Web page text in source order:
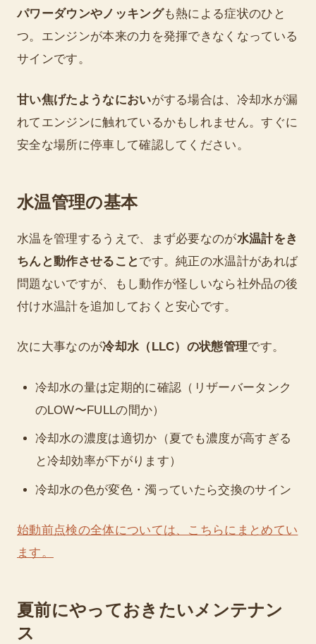
パワーダウンやノッキングも熱による症状のひと
つ。エンジンが本来の力を発揮できなくなっている
サインです。
甘い焦げたようなにおいがする場合は、冷却水が漏
れてエンジンに触れているかもしれません。すぐに
安全な場所に停車して確認してください。
水温管理の基本
水温を管理するうえで、まず必要なのが水温計をき
ちんと動作させること です。純正の水温計があれば
問題ないですが、もし動作が怪しいなら社外品の後
付け水温計を追加しておくと安心です。
次に大事なのが冷却水（LLC）の状態管理です。
冷却水の量は定期的に確認（リザーバータンク
のLOW〜FULLの間か）
冷却水の濃度は適切か（夏でも濃度が高すぎる
と冷却効率が下がります）
冷却水の色が変色・濁っていたら交換のサイン
始動前点検の全体については、こちらにまとめてい
ます。
夏前にやっておきたいメンテナン
ス